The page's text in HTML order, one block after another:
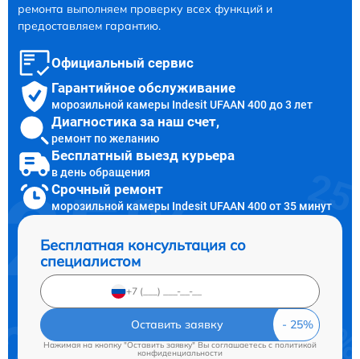
ремонта выполняем проверку всех функций и
предоставляем гарантию.
Официальный сервис
Гарантийное обслуживание
морозильной камеры Indesit UFAAN 400 до 3 лет
Диагностика за наш счет,
ремонт по желанию
Бесплатный выезд курьера
в день обращения
Срочный ремонт
морозильной камеры Indesit UFAAN 400 от 35 минут
Бесплатная консультация со
специалистом
Оставить заявку
Нажимая на кнопку "Оставить заявку" Вы соглашаетесь cполитикой
конфиденциальности